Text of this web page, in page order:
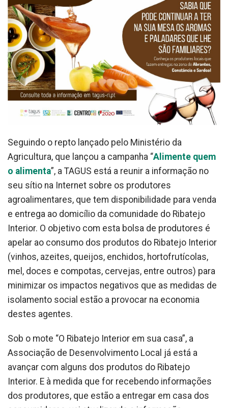
Seguindo o repto lançado pelo Ministério da
Agricultura, que lançou a campanha “Alimente quem
o alimenta”, a TAGUS está a reunir a informação no
seu sítio na Internet sobre os produtores
agroalimentares, que tem disponibilidade para venda
e entrega ao domicílio da comunidade do Ribatejo
Interior. O objetivo com esta bolsa de produtores é
apelar ao consumo dos produtos do Ribatejo Interior
(vinhos, azeites, queijos, enchidos, hortofrutícolas,
mel, doces e compotas, cervejas, entre outros) para
minimizar os impactos negativos que as medidas de
isolamento social estão a provocar na economia
destes agentes.
Sob o mote “O Ribatejo Interior em sua casa”, a
Associação de Desenvolvimento Local já está a
avançar com alguns dos produtos do Ribatejo
Interior. E à medida que for recebendo informações
dos produtores, que estão a entregar em casa dos